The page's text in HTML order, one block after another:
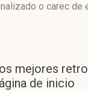
o carec de
mejores
de inicio